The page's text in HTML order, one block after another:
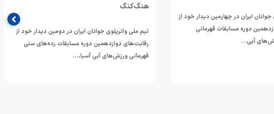
ایران در چهارمین دیدار خود از
دوره مسابقات قهرمانی
آبی…
هنگ‌کنگ
تیم ملی واترپلوی جوانان ایران در دومین دیدار خود از
رقابت‌های دوازدهمین دوره مسابقات رده‌های سنی
قهرمانی ورزش‌های آبی آسیا،…